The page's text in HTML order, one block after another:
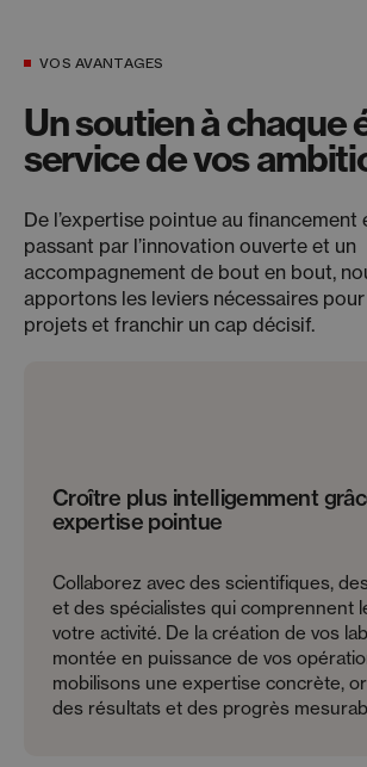
VOS AVANTAGES
Un soutien à chaque
service de vos
De l’expertise pointue au financement
passant par l’innovation ouverte et un
accompagnement de bout en bout,
apportons les leviers nécessaires
projets et franchir un cap décisif.
Croître plus intelligemment
expertise pointue
Collaborez avec des scientifiques,
et des spécialistes qui comprennent
votre activité. De la création de vos
montée en puissance de vos
mobilisons une expertise concrète,
des résultats et des progrès